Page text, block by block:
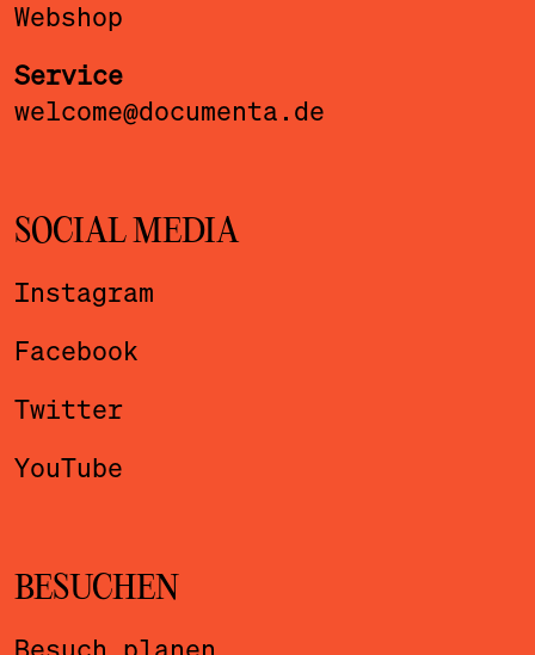
Webshop
Service
welcome@documenta.de
SOCIAL MEDIA
Instagram
Facebook
Twitter
YouTube
BESUCHEN
Besuch planen